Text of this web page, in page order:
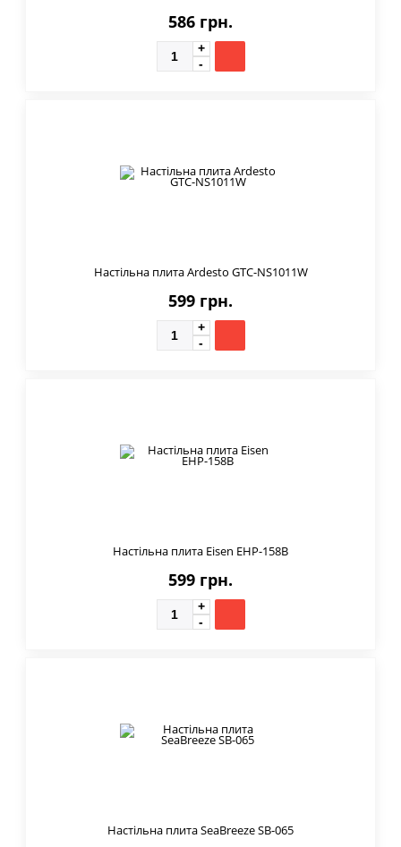
586 грн.
Настільна плита Ardesto GTC-NS1011W
599 грн.
Настільна плита Eisen EHP-158B
599 грн.
Настільна плита SeaBreeze SB-065